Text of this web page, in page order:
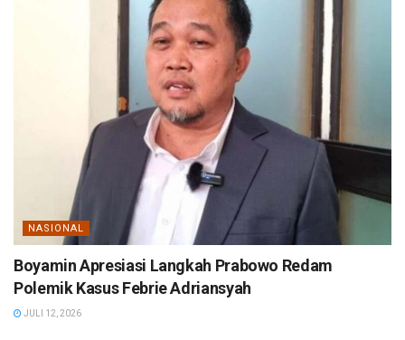
NASIONAL
Boyamin Apresiasi Langkah Prabowo Redam
Polemik Kasus Febrie Adriansyah
JULI 12, 2026